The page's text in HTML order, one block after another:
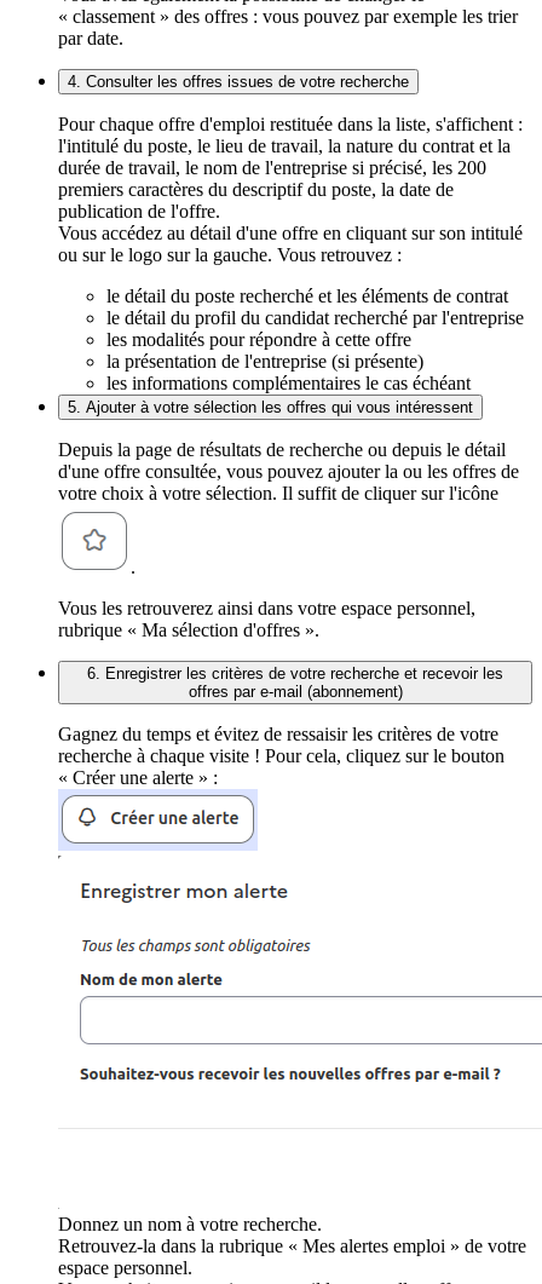
« classement » des offres : vous pouvez par exemple les trier
par date.
4. Consulter les offres issues de votre recherche
Pour chaque offre d'emploi restituée dans la liste, s'affichent :
l'intitulé du poste, le lieu de travail, la nature du contrat et la
durée de travail, le nom de l'entreprise si précisé, les 200
premiers caractères du descriptif du poste, la date de
publication de l'offre.
Vous accédez au détail d'une offre en cliquant sur son intitulé
ou sur le logo sur la gauche. Vous retrouvez :
le détail du poste recherché et les éléments de contrat
le détail du profil du candidat recherché par l'entreprise
les modalités pour répondre à cette offre
la présentation de l'entreprise (si présente)
les informations complémentaires le cas échéant
5. Ajouter à votre sélection les offres qui vous intéressent
Depuis la page de résultats de recherche ou depuis le détail
d'une offre consultée, vous pouvez ajouter la ou les offres de
votre choix à votre sélection. Il suffit de cliquer sur l'icône
.
Vous les retrouverez ainsi dans votre espace personnel,
rubrique « Ma sélection d'offres ».
6. Enregistrer les critères de votre recherche et recevoir les
offres par e-mail (abonnement)
Gagnez du temps et évitez de ressaisir les critères de votre
recherche à chaque visite ! Pour cela, cliquez sur le bouton
« Créer une alerte » :
Donnez un nom à votre recherche.
Retrouvez-la dans la rubrique « Mes alertes emploi » de votre
espace personnel.